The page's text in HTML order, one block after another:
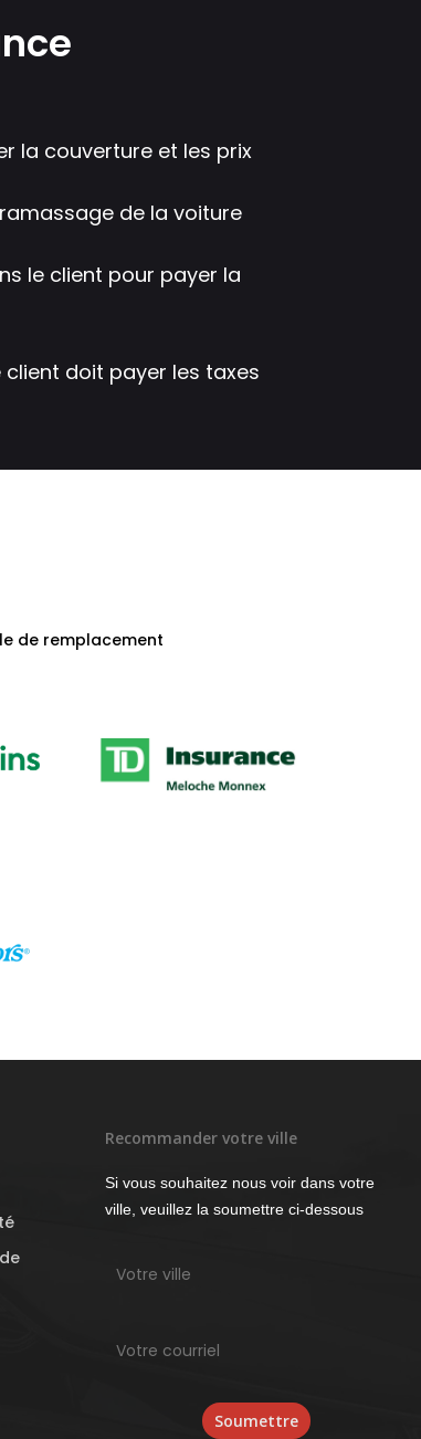
la couverture et les prix
de la voiture
le client pour payer la
client doit payer les taxes
de remplacement
Recommander votre ville
Si vous souhaitez nous voir dans votre
ville, veuillez la soumettre ci-dessous